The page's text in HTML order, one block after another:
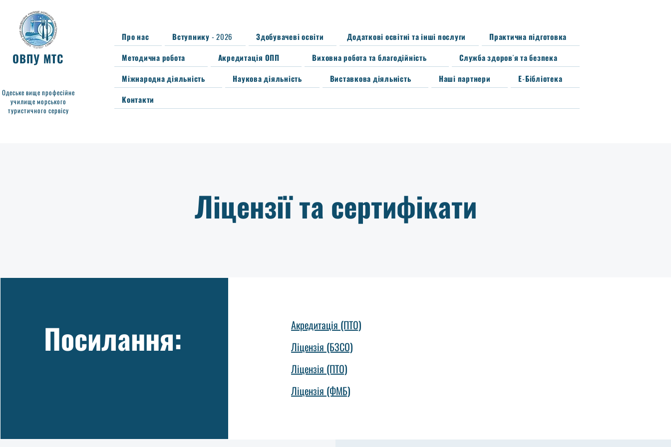
ОВПУ МТС
Одеське вище професійне
училище морського
туристичного сервісу
Про нас Вступнику - 2026 Здобувачеві освіти Додаткові освітні та інші послуги
Практична підготовка
Методична робота
Акредитація ОПП Виховна робота та благодійність
Служба здоров'я та безпека
Міжнародна діяльність
Наукова діяльність Виставкова діяльність Наші партнери
Е-Бібліотека
Контакти
Ліцензії та сертифікати
Посилання:
Акредитація (ПТО)
Ліцензія (БЗСО)
Ліцензія (ПТО)
Ліцензія (ФМБ)